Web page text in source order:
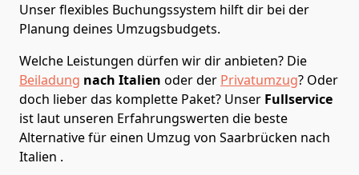
Unser flexibles Buchungssystem hilft dir bei der
Planung deines Umzugsbudgets.
Welche Leistungen dürfen wir dir anbieten? Die
Beiladung nach Italien oder der Privatumzug? Oder
doch lieber das komplette Paket? Unser Fullservice
ist laut unseren Erfahrungswerten die beste
Alternative für einen Umzug von Saarbrücken nach
Italien .